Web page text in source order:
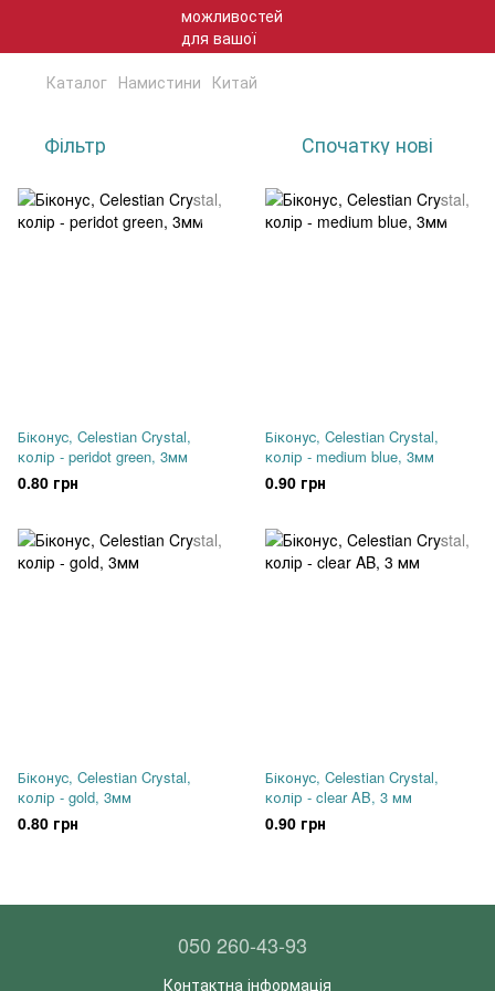
Каталог Намистини Китай
Фільтр Спочатку нові
Біконус, Celestian Crystal,
колір - peridot green, 3мм
0.80 грн
Біконус, Celestian Crystal,
колір - medium blue, 3мм
0.90 грн
Біконус, Celestian Crystal,
колір - gold, 3мм
0.80 грн
Біконус, Celestian Crystal,
колір - clear AB, 3 мм
0.90 грн
050 260-43-93
Контактна інформація